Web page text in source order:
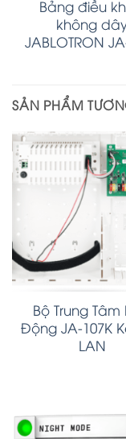
Bảng điều
không
JABLOTRON
SẢN PHẨM
Bộ Trung Tâm
Động JA-107K
LAN